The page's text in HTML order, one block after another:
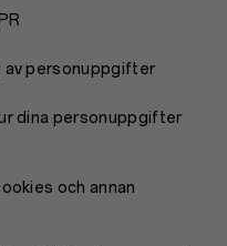
av personuppgifter
dina personuppgifter
och annan